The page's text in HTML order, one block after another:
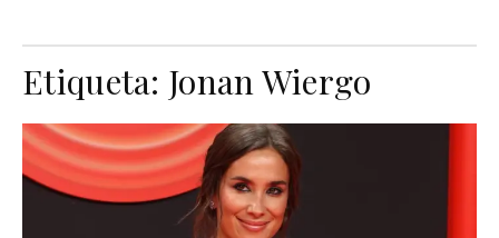
Etiqueta: Jonan Wiergo